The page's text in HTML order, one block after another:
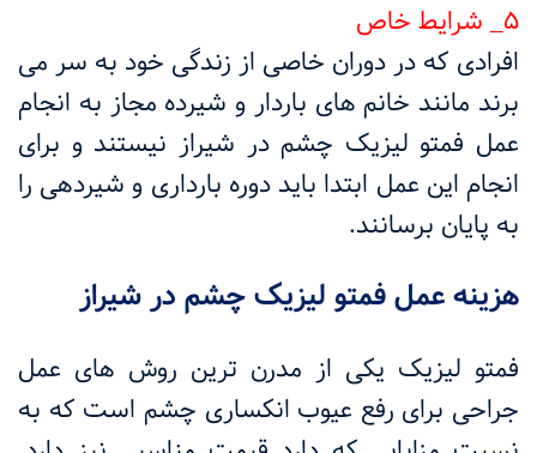
۵_ شرایط خاص
افرادی که در دوران خاصی از زندگی خود به سر می
برند مانند خانم های باردار و شیرده مجاز به انجام
عمل فمتو لیزیک چشم در شیراز نیستند و برای
انجام این عمل ابتدا باید دوره بارداری و شیردهی را
به پایان برسانند.
هزینه عمل فمتو لیزیک چشم در شیراز
فمتو لیزیک یکی از مدرن ترین روش های عمل
جراحی برای رفع عیوب انکساری چشم است که به